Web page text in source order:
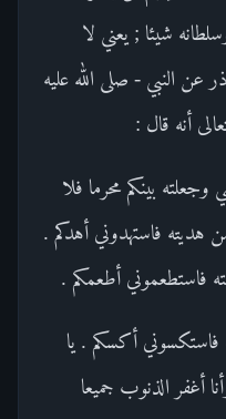
شيئا ; يعني لا
النبي - صلى الله عليه
أنه قال :
بينكم محرما فلا
هديته فاستهدوني أهدكم .
فاستطعموني أطعمكم .
أكسكم . يا
أغفر الذنوب جميعا